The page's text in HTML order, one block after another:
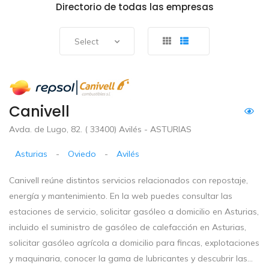
Directorio de todas las empresas
Select
Canivell
Avda. de Lugo, 82. ( 33400) Avilés - ASTURIAS
Asturias - Oviedo - Avilés
Canivell reúne distintos servicios relacionados con repostaje,
energía y mantenimiento. En la web puedes consultar las
estaciones de servicio, solicitar gasóleo a domicilio en Asturias,
incluido el suministro de gasóleo de calefacción en Asturias,
solicitar gasóleo agrícola a domicilio para fincas, explotaciones
y maquinaria, conocer la gama de lubricantes y descubrir las...